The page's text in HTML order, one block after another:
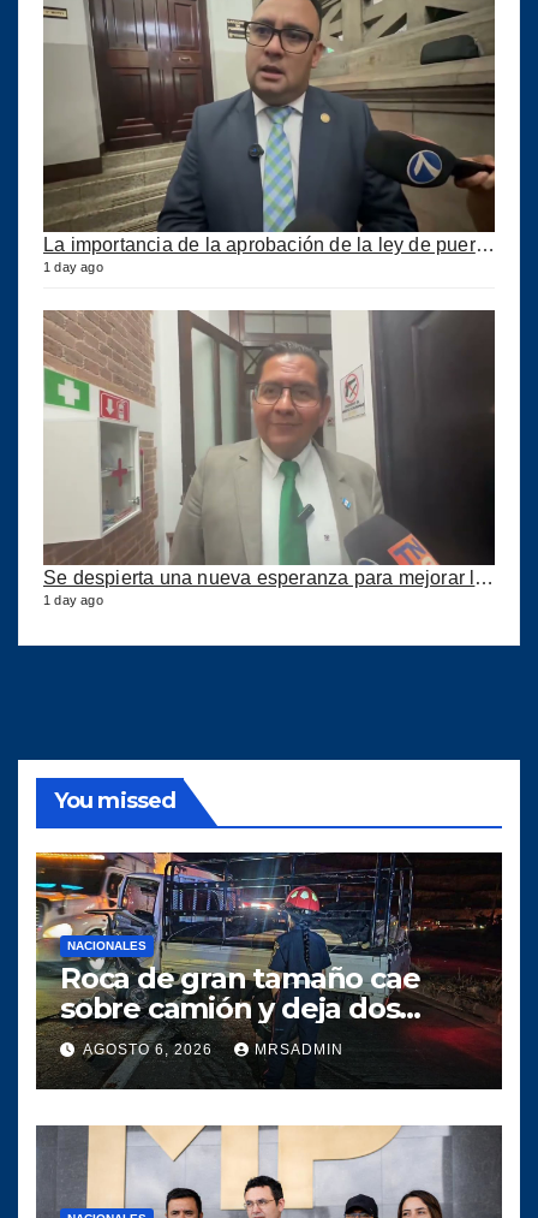
La importancia de la aprobación de la ley de puertos
1 day ago
1 day ago
You missed
NACIONALES
Roca de gran tamaño cae
sobre camión y deja dos
heridos en ruta al Atlántico
AGOSTO 6, 2026 MRSADMIN